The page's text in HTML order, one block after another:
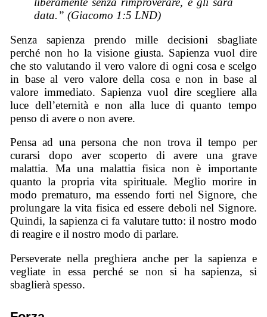
data.” (Giacomo 1:5 LND)
Senza sapienza prendo mille decisioni sbagliate
perché non ho la visione giusta. Sapienza vuol dire
che sto valutando il vero valore di ogni cosa e scelgo
in base al vero valore della cosa e non in base al
valore immediato. Sapienza vuol dire scegliere alla
luce dell’eternità e non alla luce di quanto tempo
penso di avere o non avere.
Pensa ad una persona che non trova il tempo per
curarsi dopo aver scoperto di avere una grave
malattia. Ma una malattia fisica non è importante
quanto la propria vita spirituale. Meglio morire in
modo prematuro, ma essendo forti nel Signore, che
prolungare la vita fisica ed essere deboli nel Signore.
Quindi, la sapienza ci fa valutare tutto: il nostro modo
di reagire e il nostro modo di parlare.
Perseverate nella preghiera anche per la sapienza e
vegliate in essa perché se non si ha sapienza, si
sbaglierà spesso.